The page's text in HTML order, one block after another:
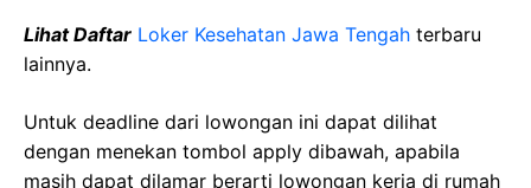
Lihat Daftar Loker Kesehatan Jawa Tengah terbaru
lainnya.
Untuk deadline dari lowongan ini dapat dilihat
dengan menekan tombol apply dibawah, apabila
masih dapat dilamar berarti lowongan kerja di rumah